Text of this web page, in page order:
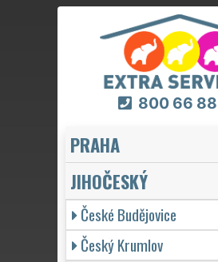
800 66
PRAHA
JIHOČESKÝ
České Budějovice
Český Krumlov